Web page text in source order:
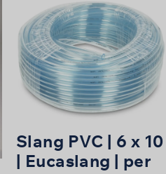
Slang PVC | 6 x 10
| Eucaslang | per